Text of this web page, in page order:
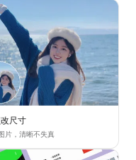
尺寸
片，清晰不失真